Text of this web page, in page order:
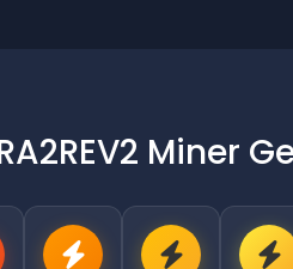
Miner